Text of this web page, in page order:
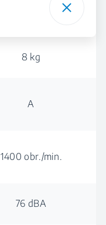
8 kg
A
1400 obr./min.
76 dBA